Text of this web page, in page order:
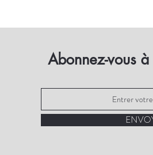
Abonnez-vous